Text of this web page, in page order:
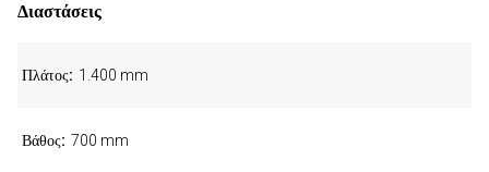
Διαστάσεις
Πλάτος 1.400 mm
Βάθος 700 mm